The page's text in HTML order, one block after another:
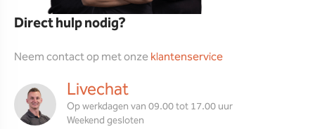
Direct hulp nodig?
Neem contact op met onzeklantenservice
Livechat
Op werkdagen van 09.00 tot 17.00 uur
Weekend gesloten